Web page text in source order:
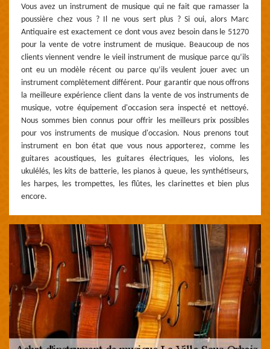
Vous avez un instrument de musique qui ne fait que ramasser la
poussière chez vous ? Il ne vous sert plus ? Si oui, alors Marc
Antiquaire est exactement ce dont vous avez besoin dans le 51270
pour la vente de votre instrument de musique. Beaucoup de nos
clients viennent vendre le vieil instrument de musique parce qu’ils
ont eu un modèle récent ou parce qu’ils veulent jouer avec un
instrument complètement différent. Pour garantir que nous offrons
la meilleure expérience client dans la vente de vos instruments de
musique, votre équipement d'occasion sera inspecté et nettoyé.
Nous sommes bien connus pour offrir les meilleurs prix possibles
pour vos instruments de musique d'occasion. Nous prenons tout
instrument en bon état que vous nous apporterez, comme les
guitares acoustiques, les guitares électriques, les violons, les
ukulélés, les kits de batterie, les pianos à queue, les synthétiseurs,
les harpes, les trompettes, les flûtes, les clarinettes et bien plus
encore.